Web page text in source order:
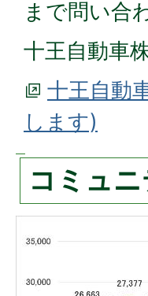
まで問い合
十王自動車
十王自動
します)
コミュ